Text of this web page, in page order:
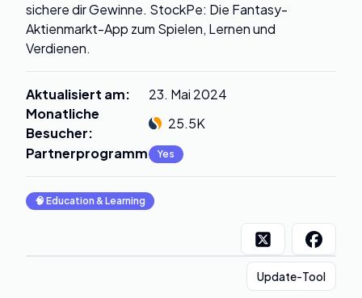
sichere dir Gewinne. StockPe: Die Fantasy-
Aktienmarkt-App zum Spielen, Lernen und
Verdienen.
Aktualisiert am:
23. Mai 2024
Monatliche
Besucher:
25.5K
Partnerprogramm: Yes
🧠 Education & Learning
Update-Tool